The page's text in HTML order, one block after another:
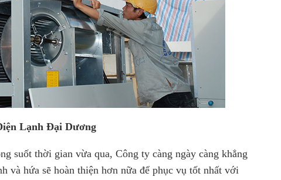
Lạnh Đại Dương
suốt thời gian vừa qua, Công ty càng ngày càng khẳng
và hứa sẽ hoàn thiện hơn nữa để phục vụ tốt nhất với